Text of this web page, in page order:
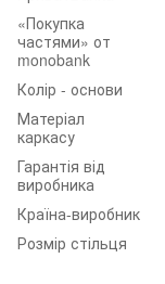
«Покупка
частями» от
monobank
Колір - основи
Матеріал
каркасу
Гарантія від
виробника
Країна-виробник
Розмір стільця